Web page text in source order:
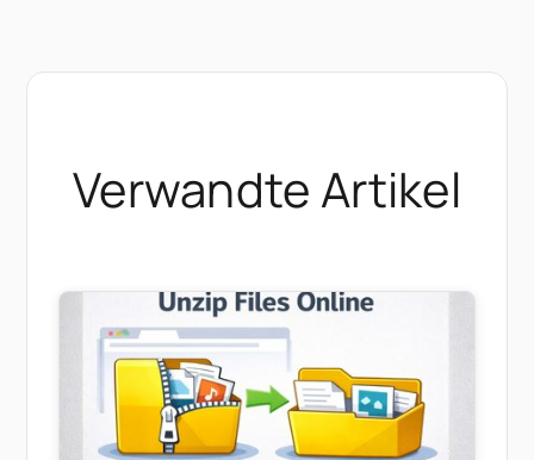
Verwandte Artikel